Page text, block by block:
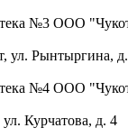
№3 ООО
ул. Рынтыргина,
№4 ООО
Курчатова, д. 4